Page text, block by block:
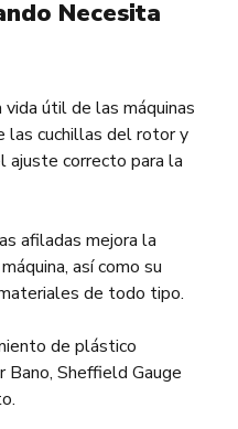
Necesita
útil de las máquinas
las cuchillas del rotor y
ajuste correcto para la
afiladas mejora la
así como su
de todo tipo.
de plástico
Bano, Sheffield Gauge